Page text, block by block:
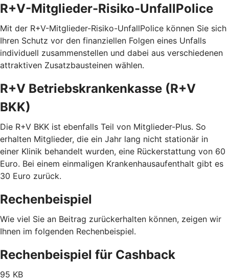
R+V-Mitglieder-Risiko-UnfallPolice
Mit der R+V-Mitglieder-Risiko-UnfallPolice können Sie sich
Ihren Schutz vor den finanziellen Folgen eines Unfalls
individuell zusammenstellen und dabei aus verschiedenen
attraktiven Zusatzbausteinen wählen.
R+V Betriebskrankenkasse (R+V
BKK)
Die R+V BKK ist ebenfalls Teil von Mitglieder-Plus. So
erhalten Mitglieder, die ein Jahr lang nicht stationär in
einer Klinik behandelt wurden, eine Rückerstattung von 60
Euro. Bei einem einmaligen Krankenhausaufenthalt gibt es
30 Euro zurück.
Rechenbeispiel
Wie viel Sie an Beitrag zurückerhalten können, zeigen wir
Ihnen im folgenden Rechenbeispiel.
Rechenbeispiel für Cashback
95 KB